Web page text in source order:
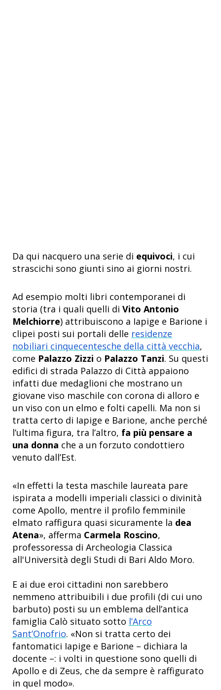
Da qui nacquero una serie di equivoci, i cui
strascichi sono giunti sino ai giorni nostri.
Ad esempio molti libri contemporanei di
storia (tra i quali quelli di Vito Antonio
Melchiorre) attribuiscono a Iapige e Barione i
clipei posti sui portali delle residenze
nobiliari cinquecentesche della città vecchia,
come Palazzo Zizzi o Palazzo Tanzi. Su questi
edifici di strada Palazzo di Città appaiono
infatti due medaglioni che mostrano un
giovane viso maschile con corona di alloro e
un viso con un elmo e folti capelli. Ma non si
tratta certo di Iapige e Barione, anche perché
l’ultima figura, tra l’altro, fa più pensare a
una donna che a un forzuto condottiero
venuto dall’Est.
«In effetti la testa maschile laureata pare
ispirata a modelli imperiali classici o divinità
come Apollo, mentre il profilo femminile
elmato raffigura quasi sicuramente la dea
Atena», afferma Carmela Roscino,
professoressa di Archeologia Classica
all'Università degli Studi di Bari Aldo Moro.
E ai due eroi cittadini non sarebbero
nemmeno attribuibili i due profili (di cui uno
barbuto) posti su un emblema dell’antica
famiglia Calò situato sotto l’Arco
Sant’Onofrio. «Non si tratta certo dei
fantomatici Iapige e Barione – dichiara la
docente –: i volti in questione sono quelli di
Apollo e di Zeus, che da sempre è raffigurato
in quel modo».